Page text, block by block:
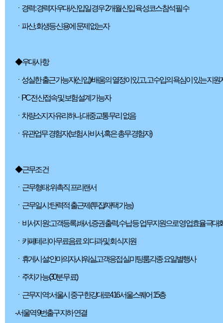
ㆍ경력 : 경력자 우대 / 신입일 경우 2개월 신입 육성코스 참석 필수
ㆍ파산, 회생등 신용에 문제 없는자
◆ 우대사항
ㆍ성실한 출근 가능자(신입) / 배움의 열정이 있고, 고수입의 욕심이 있는 지원
ㆍPC 전산접속 및 보험설계 가능자
ㆍ차량소지자 유리하나, 대중교통 무리 없음
ㆍ유관업무 경험자 (보험사 비서, 혹은 총무 경험자)
◆ 근무조건
ㆍ 근무형태 : 위촉직 프리랜서
ㆍ 근무일시 : 탄력적 출근제 (투잡/재택 가능)
ㆍ 비서지원 : 고객등록, 배서, 증권출력, 수납 등 업무지원으로 영업효율 극대
ㆍ 카페테리아 무료음료 외 다과 및 회식지원
ㆍ 휴게시설: 안마의자,샤워실,고객응접실,미팅룸,각종 요일별행사
ㆍ 주차가능 (30분 무료)
ㆍ 근무지역 : 서울시 중구 한강대로416 서울스퀘어 15층
- 서울역 9번출구 지하 연결